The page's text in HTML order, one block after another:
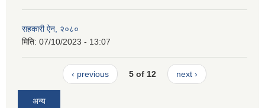
सहकारी ऐन, २०८०
मिति: 07/10/2023 - 13:07
‹ previous 5 of 12 next ›
अन्य